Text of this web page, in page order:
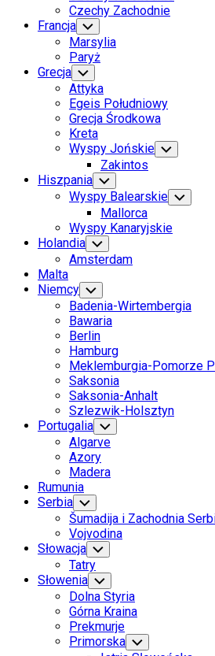
Czechy Zachodnie
Francja Toggle
Child
Menu
Marsylia
Paryż
Grecja Toggle
Child
Menu
Attyka
Egeis Południowy
Grecja Środkowa
Kreta
Wyspy Jońskie Toggle
Child
Zakintos
Hiszpania Toggle
Child
Menu
Wyspy Balearskie Toggle
Child
Mallorca
Wyspy Kanaryjskie
Holandia Toggle
Child
Menu
Amsterdam
Malta
Niemcy Toggle
Child
Menu
Badenia-Wirtembergia
Bawaria
Berlin
Hamburg
Meklemburgia-Pomorze
Saksonia
Saksonia-Anhalt
Szlezwik-Holsztyn
Portugalia Toggle
Child
Menu
Algarve
Azory
Madera
Rumunia
Serbia Toggle
Child
Menu
Šumadija i Zachodnia
Vojvodina
Słowacja Toggle
Child
Menu
Tatry
Słowenia Toggle
Child
Menu
Dolna Styria
Górna Kraina
Prekmurje
Primorska Toggle
Child